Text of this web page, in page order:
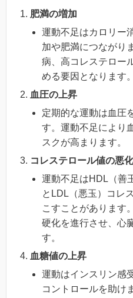
肥満の増加
運動不足はカロリー
加や肥満につながり
病、高コレステロー
める要因となります。
血圧の上昇
定期的な運動は血圧
す。運動不足により
スクが高まります。
コレステロール値の悪化
運動不足はHDL（善
とLDL（悪玉）コレ
こすことがあります
硬化を進行させ、心
す。
血糖値の上昇
運動はインスリン感
コントロールを助け